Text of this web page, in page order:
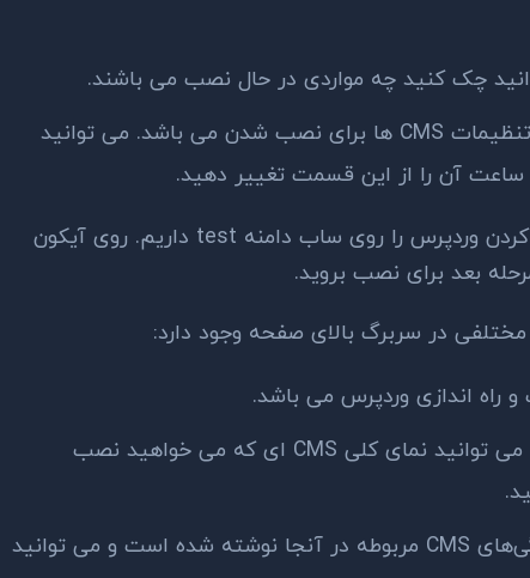
چک کنید چه مواردی در حال نصب می باشند.
این بخش مربوط به تنظیمات CMS ها برای نصب شدن می باشد. می توانید
برای مثال ما قصد نصب کردن وردپرس را روی ساب دامنه test داریم. روی آیکون
در سربرگ بالای صفحه وجود دارد:
اندازی وردپرس می باشد.
بخشی است که شما می توانید نمای کلی CMS ای که می خواهید نصب
بخشی است که ویژگی‌های CMS مربوطه در آنجا نوشته شده است و می توانید